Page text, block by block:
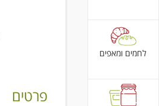
לחמים ומאפים
פרטים